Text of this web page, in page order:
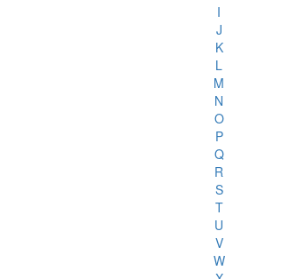
I
J
K
L
M
N
O
P
Q
R
S
T
U
V
W